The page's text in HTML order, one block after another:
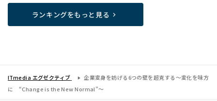
ランキングをもっと見る
ITmedia エグゼクティブ
企業変身を妨げる6つの壁を超克する～変化を味方
に “Change is the New Normal”～